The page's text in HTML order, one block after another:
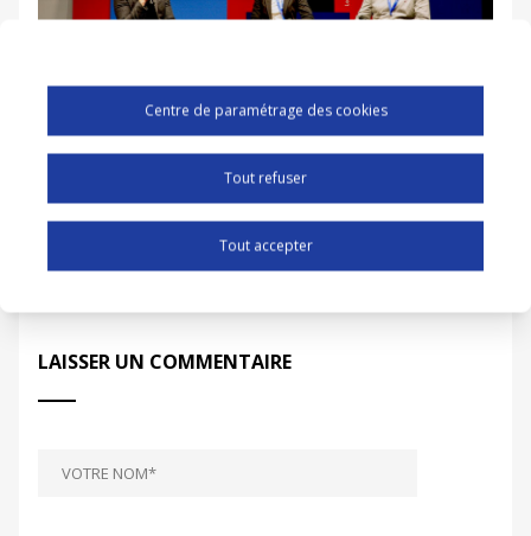
0 COMMENTAIRES
LAISSER UN COMMENTAIRE
Centre de paramétrage des cookies
Tout refuser
Tout accepter